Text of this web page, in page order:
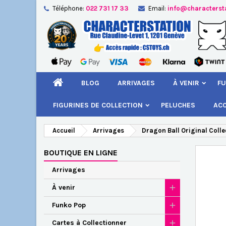
Téléphone: 022 731 17 33 Email:
BLOG ARRIVAGES À VENIR
FIGURINES DE COLLECTION PELUCHES
Accueil Arrivages Dragon Ball Original
BOUTIQUE EN LIGNE
Arrivages
À venir
Funko Pop
Cartes à Collectionner